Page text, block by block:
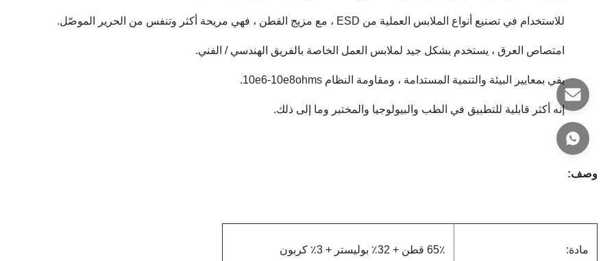
للاستخدام في تصنيع أنواع الملابس العملية من ESD ، مع مزيج القطن ، فهي مريحة أكثر وتنفس من الحرير الموصّل.
امتصاص العرق ، يستخدم بشكل جيد لملابس العمل الخاصة بالفريق الهندسي / الفني.
يفي بمعايير البيئة والتنمية المستدامة ، ومقاومة النظام 10e6-10e8ohms.
إنه أكثر قابلية للتطبيق في الطب والبيولوجيا والمختبر وما إلى ذلك.
وصف:
مادة: 65٪ قطن + 32٪ بوليستر + 3٪ كربون